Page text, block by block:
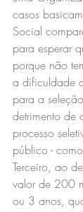
casos
Social
para esperar
porque não
a dificuldade
para a
detrimento de
processo
público -
Terceiro, ao
valor de 200
ou 3 anos,